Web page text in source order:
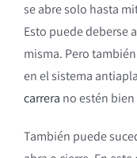
se abre solo hasta
Esto puede deberse
misma. Pero
en el sistema
carrera no estén
También puede